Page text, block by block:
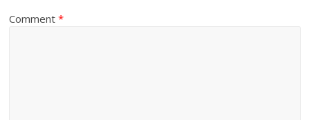
Comment*